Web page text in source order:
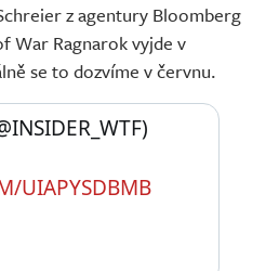
z agentury Bloomberg
War Ragnarok vyjde v
se to dozvíme v červnu.
UIAPYSDBMB